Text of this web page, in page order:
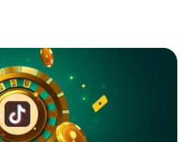
сервис. Теперь
в
других людей в
собственник может